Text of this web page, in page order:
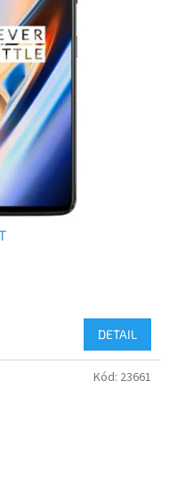
DETAIL
Kód: 23661